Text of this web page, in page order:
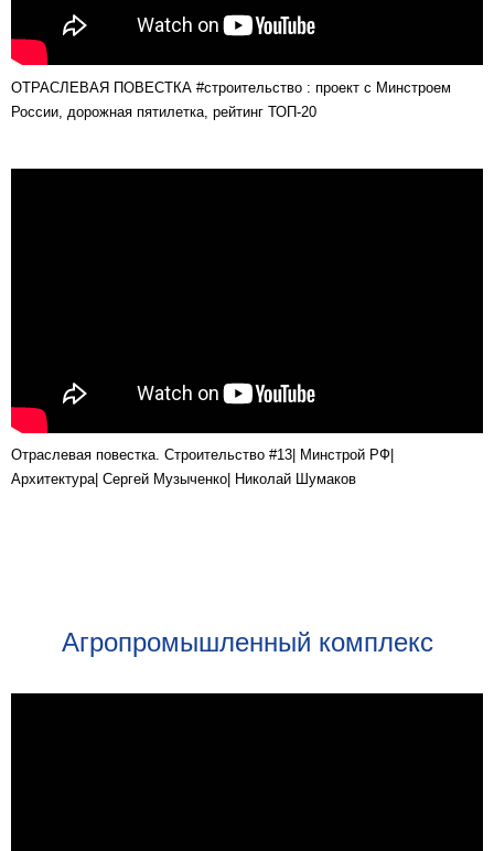
ОТРАСЛЕВАЯ ПОВЕСТКА #строительство : проект с Минстроем
России, дорожная пятилетка, рейтинг ТОП-20
Отраслевая повестка. Строительство #13| Минстрой РФ|
Архитектура| Сергей Музыченко| Николай Шумаков
Агропромышленный комплекс